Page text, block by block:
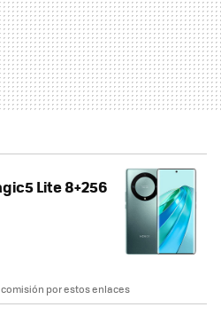
Lite 8+256
por estos enlaces